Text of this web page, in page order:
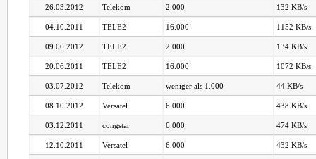
26.03.2012 Telekom 2.000 132 KB/s
04.10.2011 TELE2 16.000 1152 KB/s
09.06.2012 TELE2 2.000 134 KB/s
20.06.2011 TELE2 16.000 1072 KB/s
03.07.2012 Telekom weniger als 1.000 44 KB/s
08.10.2012 Versatel 6.000 438 KB/s
03.12.2011 congstar 6.000 474 KB/s
12.10.2011 Versatel 6.000 432 KB/s